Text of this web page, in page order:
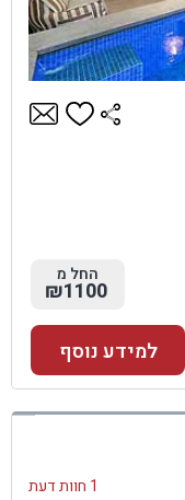
החל מ
₪1100
למידע נוסף
1 חוות דעת